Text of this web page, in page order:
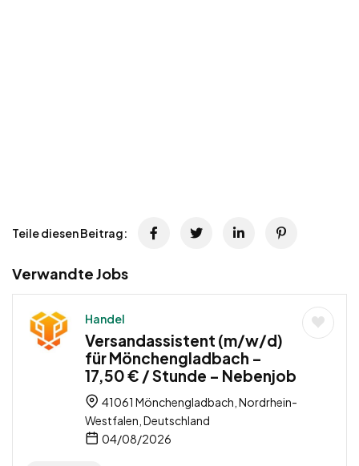
Teile diesen Beitrag:
Verwandte Jobs
Handel
Versandassistent (m/w/d)
für Mönchengladbach –
17,50 € / Stunde – Nebenjob
41061 Mönchengladbach, Nordrhein-
Westfalen, Deutschland
04/08/2026